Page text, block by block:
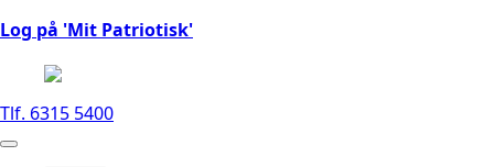
Log på 'Mit Patriotisk'
Tlf. 6315 5400